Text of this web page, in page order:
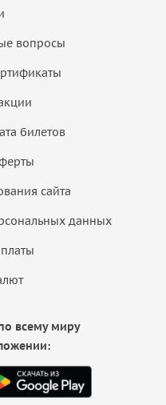
вопросы
билетов
сайта
данных
всему миру